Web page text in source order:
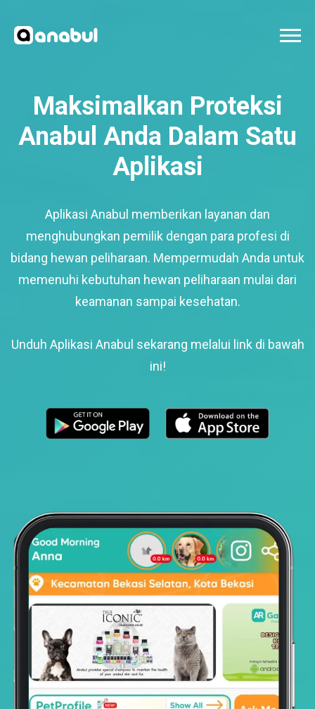
Maksimalkan Proteksi
Anabul Anda Dalam Satu
Aplikasi
Aplikasi Anabul memberikan layanan dan
menghubungkan pemilik dengan para profesi di
bidang hewan peliharaan. Mempermudah Anda untuk
memenuhi kebutuhan hewan peliharaan mulai dari
keamanan sampai kesehatan.
Unduh Aplikasi Anabul sekarang melalui link di bawah
ini!